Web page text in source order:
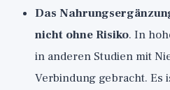
Das
nicht ohne Risiko. In
in anderen Studien mit
Verbindung gebracht. Es